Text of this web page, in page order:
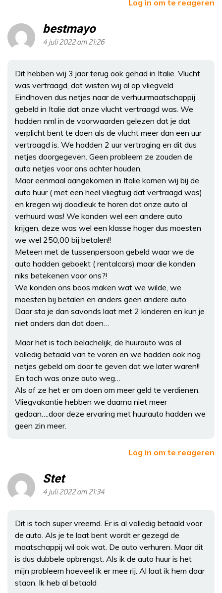
Log in om te reageren
bestmayo
4 juli 2022 om 21:26
Dit hebben wij 3 jaar terug ook gehad in Italie. Vlucht
was vertraagd, dat wisten wij al op vliegveld
Eindhoven dus netjes naar de verhuurmaatschappij
gebeld in Italie dat onze vlucht vertraagd was. We
hadden nml in de voorwaarden gelezen dat je dat
verplicht bent te doen als de vlucht meer dan een uur
vertraagd is. We hadden 2 uur vertraging en dit dus
netjes doorgegeven. Geen probleem ze zouden de
auto netjes voor ons achter houden.
Maar eenmaal aangekomen in Italie komen wij bij de
auto huur ( met een heel vliegtuig dat vertraagd was)
en kregen wij doodleuk te horen dat onze auto al
verhuurd was! We konden wel een andere auto
krijgen, deze was wel een klasse hoger dus moesten
we wel 250,00 bij betalen!!
Meteen met de tussenpersoon gebeld waar we de
auto hadden geboekt ( rentalcars) maar die konden
niks betekenen voor ons?!
We konden ons boos maken wat we wilde, we
moesten bij betalen en anders geen andere auto.
Daar sta je dan savonds laat met 2 kinderen en kun je
niet anders dan dat doen…
Maar het is toch belachelijk, de huurauto was al
volledig betaald van te voren en we hadden ook nog
netjes gebeld om door te geven dat we later waren!!
En toch was onze auto weg…
Als of ze het er om doen om meer geld te verdienen.
Vliegvakantie hebben we daarna niet meer
gedaan….door deze ervaring met huurauto hadden we
geen zin meer.
Log in om te reageren
Stet
4 juli 2022 om 21:34
Dit is toch super vreemd. Er is al volledig betaald voor
de auto. Als je te laat bent wordt er gezegd de
maatschappij wil ook wat. De auto verhuren. Maar dit
is dus dubbele opbrengst. Als ik de auto huur is het
mijn probleem hoeveel ik er mee rij. Al laat ik hem daar
staan. Ik heb al betaald